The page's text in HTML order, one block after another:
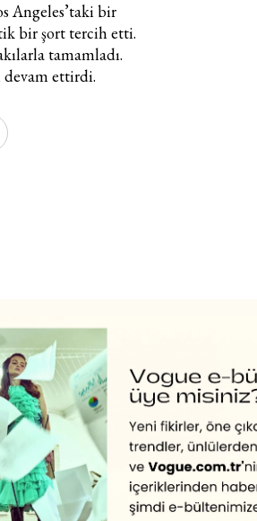
Moda dünyasında neler oluyor?
koleksiyonlar, en vogue trendler,
ve en popüler partilerden
kutlama/ temenni amaçlı her
elektronik ileti gönderiminin e-
yapılmasına onay ve bu
ve e-posta adresi verilerimin
veriyorum.
Angeles’taki bir
bir şort tercih etti.
tamamladı.
ettirdi.